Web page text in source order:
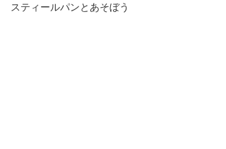
スティールパンとあそぼう